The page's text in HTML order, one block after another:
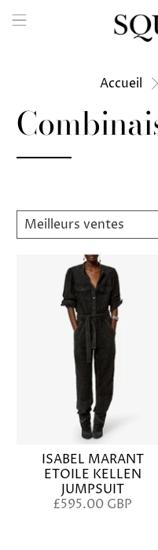
Accueil
ISABEL MARANT
ETOILE KELLEN
JUMPSUIT
£595.00 GBP